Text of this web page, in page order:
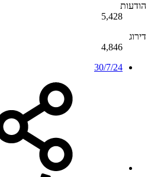
הודעות
5,428
דירוג
4,846
30/7/24